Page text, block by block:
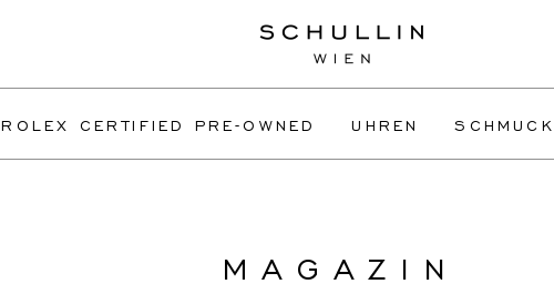
ROLEX CERTIFIED PRE-OWNED UHREN SCHMUCK
MAGAZIN